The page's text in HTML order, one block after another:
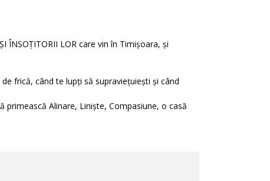
ÎNSOȚITORII LOR care vin în Timișoara, și
frică, când te lupți să supraviețuiești și când
primească Alinare, Liniște, Compasiune, o casă